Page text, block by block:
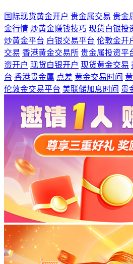
国际现货黄金开户 贵金属交易 贵金
金行情 炒黄金赚钱技巧 现货白银投
炒黄金平台 白银交易平台 伦敦金开
交易 香港黄金交易所 贵金属投资平
资开户 现货白银开户 现货黄金交易
台 香港贵金属 点差 黄金交易时间
伦敦金交易平台 美联储加息时间 贵